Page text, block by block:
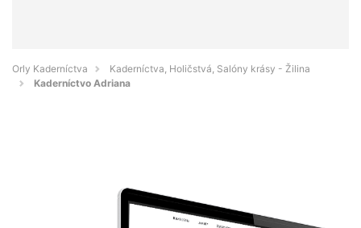
Orly Kaderníctva
Kaderníctva, Holičstvá, Salóny krásy - Žilina
Kaderníctvo Adriana